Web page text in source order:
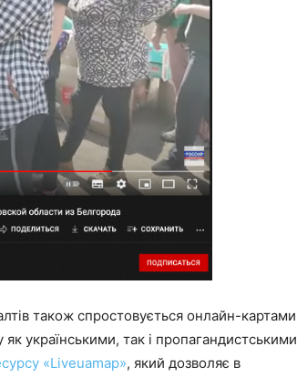
також спростовується онлайн-картами
українськими, так і пропагандистськими
«Liveuamap», який дозволяє в